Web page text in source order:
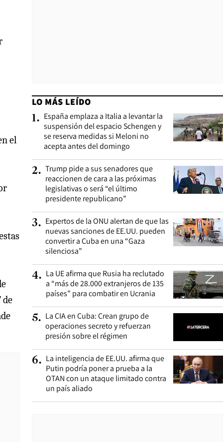
el
de
LO MÁS LEÍDO
1. España emplaza a Italia a levantar la
suspensión del espacio Schengen y
se reserva medidas si Meloni no
acepta antes del domingo
2. Trump pide a sus senadores que
reaccionen de cara a las próximas
legislativas o será “el último
presidente republicano”
3. Expertos de la ONU alertan de que las
nuevas sanciones de EE.UU. pueden
convertir a Cuba en una “Gaza
silenciosa”
4. La UE afirma que Rusia ha reclutado
a “más de 28.000 extranjeros de 135
países” para combatir en Ucrania
5. La CIA en Cuba: Crean grupo de
operaciones secreto y refuerzan
presión sobre el régimen
6. La inteligencia de EE.UU. afirma que
Putin podría poner a prueba a la
OTAN con un ataque limitado contra
un país aliado